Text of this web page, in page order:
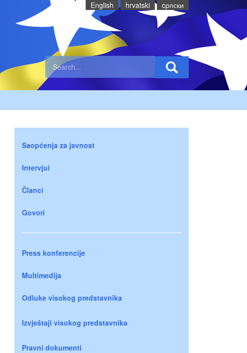
English hrvatski cрпски
Saopćenja za javnost
Intervjui
Članci
Govori
Press konferencije
Multimedija
Odluke visokog predstavnika
Izvještaji visokog predstavnika
Pravni dokumenti